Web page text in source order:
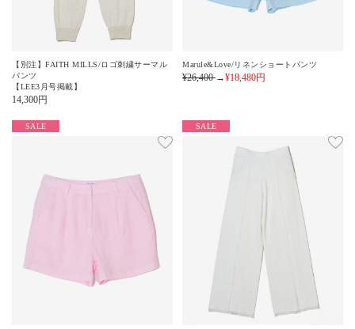
【別注】FAITH MILLS/ロゴ刺繍サーマル
パンツ
【LEE3月号掲載】
14,300円
Marule&Love/リネンショートパンツ
¥26,400→¥18,480円
SALE SALE